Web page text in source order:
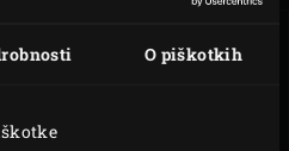
O piškotkih